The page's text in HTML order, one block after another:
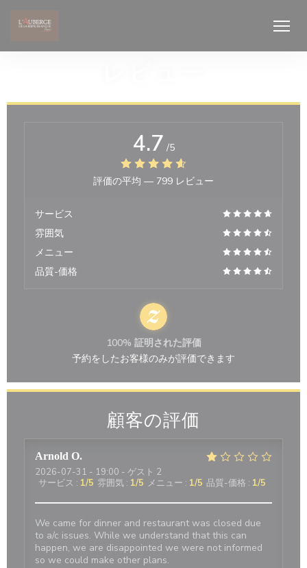
顧客の評価
Arnold O
2026-07-31 - 19:00 - ゲスト 2
サービス : 1/5 雰囲気 : 1/5 メニュー : 1/5 品質-価格 : 1/5
We came for dinner and restaurant was closed due
to a/c issues. While we understand that this can
happen, we are disappointed we were not informed
so we could make other plans.
4.7 /5
評価の平均 — 799 レビュー
サービス
雰囲気
メニュー
品質-価格
100% 証明された評価
予約をしたお客様のみが評価できます